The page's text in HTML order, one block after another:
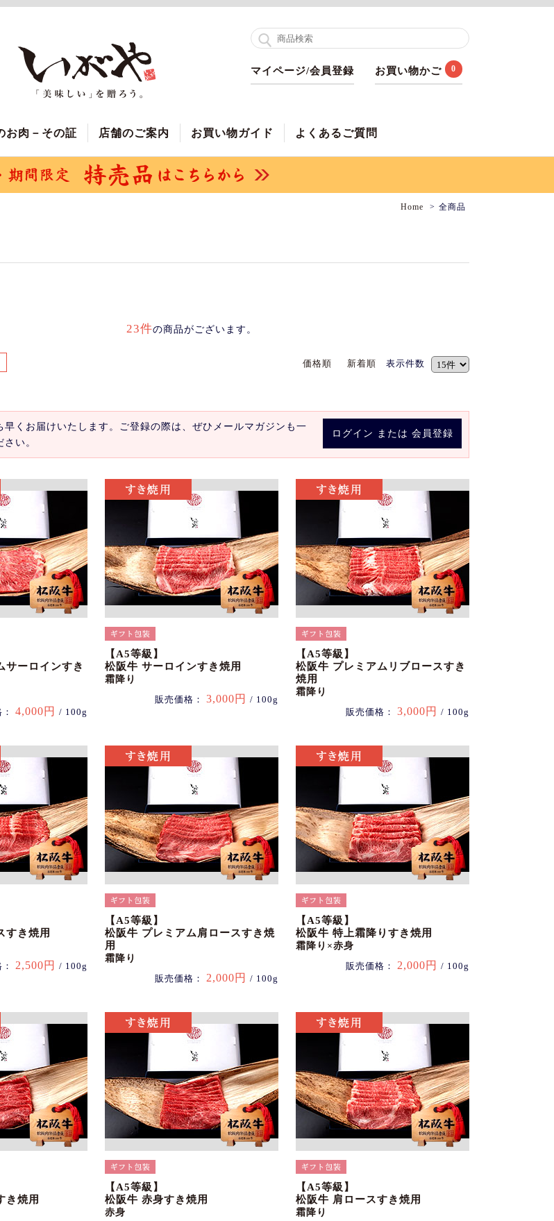
マイページ/会員登録 お買い物かご 0
お肉－その証 店舗のご案内 お買い物ガイド よくあるご質問
Home 全商品
23件の商品がございます。
価格順 新着順 表示件数
ログイン または 会員登録
早くお届けいたします。ご登録の際は、ぜひメールマガジンも一
い。
サーロインすき
4,000円 / 100g
【A5等級】
松阪牛 サーロインすき焼用
霜降り
販売価格： 3,000円 / 100g
【A5等級】
松阪牛 プレミアムリブロースすき
焼用
霜降り
販売価格： 3,000円 / 100g
すき焼用
2,500円 / 100g
【A5等級】
松阪牛 プレミアム肩ロースすき焼
用
霜降り
販売価格： 2,000円 / 100g
【A5等級】
松阪牛 特上霜降りすき焼用
霜降り×赤身
販売価格： 2,000円 / 100g
き焼用
【A5等級】
松阪牛 赤身すき焼用
赤身
【A5等級】
松阪牛 肩ロースすき焼用
霜降り